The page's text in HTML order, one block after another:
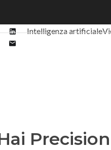
Linkedin
Intelligenza artificiale